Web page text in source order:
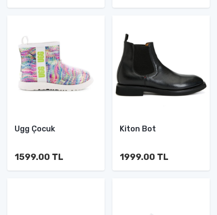
Ugg Çocuk
1599.00 TL
Kiton Bot
1999.00 TL